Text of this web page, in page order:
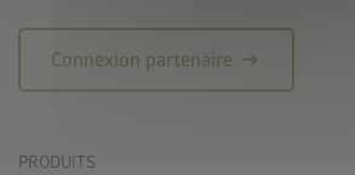
Connexion partenaire arrow_right_alt
PRODUITS